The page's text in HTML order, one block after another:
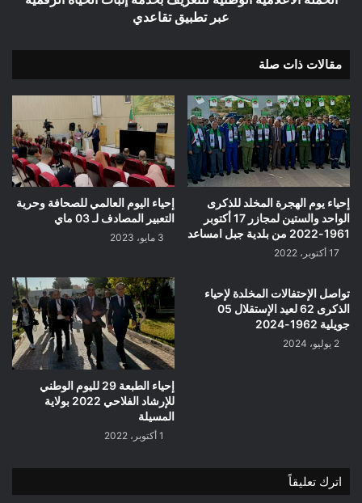
عبر تطبيق تقاعدي
مقالات ذات صلة
إحياء يوم الهجرة المخلد للذكرى
الواحد والستين لمجازر 17 أكتوبر
1961-2022 من بلدية جبل امساعد
17 أكتوبر، 2022
إحياء اليوم العالمي للصحافة وحرية
التعبير المصادف لـ 03 ماي
3 مايو، 2023
تواصل الإحتفالات المخلدة لإحياء
الذكرى 62 لعيد الإستقلال 05
جويلية 1962-2024
2 يوليو، 2024
إحياء الطبعة 29 لليوم الوطني
للإرشاد الفلاحي 2022 بولاية
المسيلة
1 أكتوبر، 2022
اترك تعليقاً